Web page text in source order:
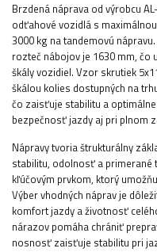
Brzdená náprava od výrobcu
odťahové vozidlá s
3000 kg na tandemovú
rozteč nábojov je 1630 mm, čo
škály vozidiel. Vzor skrutiek
škálou kolies dostupných na
čo zaisťuje stabilitu a
bezpečnosť jazdy aj pri plnom
Nápravy tvoria štrukturálny
stabilitu, odolnosť a primerané
kľúčovým prvkom, ktorý
Výber vhodných náprav je
komfort jazdy a životnosť
nárazov pomáha chrániť
nosnosť zaisťuje stabilitu pri